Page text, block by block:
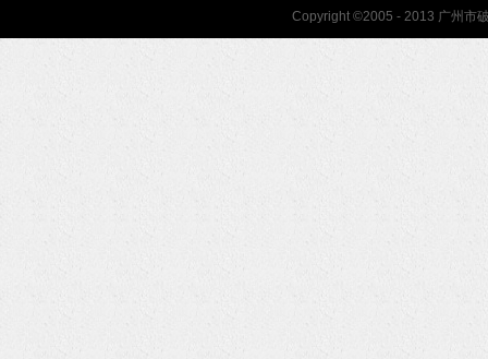
Copyright ©2005 - 2013 广州市